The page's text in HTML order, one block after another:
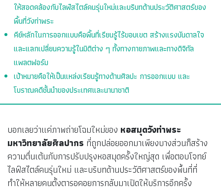
ให้สอดคล้องกับไลฟ์สไตล์คนรุ่นใหม่และบริบทด้านประวัติศาสตร์ของ
พื้นที่วังท่าพระ
คีย์หลักในการออกแบบคือพื้นที่เรียนรู้ไร้ขอบเขต สร้างแรงบันดาลใจ
และแลกเปลี่ยนความรู้ในมิติต่าง ๆ ทั้งทางกายภาพและทางดิจิทัล
แพลตฟอร์ม
เป้าหมายคือให้เป็นแหล่งเรียนรู้ทางด้านศิลปะ การออกแบบ และ
โบราณคดีชั้นนำของประเทศและนานาชาติ
บอกเลยว่าแค่ภาพถ่ายโฉมใหม่ของ หอสมุดวังท่าพระ
มหาวิทยาลัยศิลปากร ที่ถูกปล่อยออกมาเพียงบางส่วนก็สร้าง
ความตื่นเต้นกับการปรับปรุงหอสมุดครั้งใหญ่สุด เพื่อตอบโจทย์
ไลฟ์สไตล์คนรุ่นใหม่ และบริบทด้านประวัติศาสตร์ของพื้นที่ที่
ทำให้หลายคนตั้งตารอคอยการกลับมาเปิดให้บริการอีกครั้ง